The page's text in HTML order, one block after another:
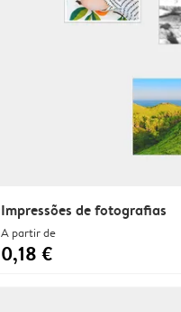
Impressões de fotografias
A partir de
0,18 €